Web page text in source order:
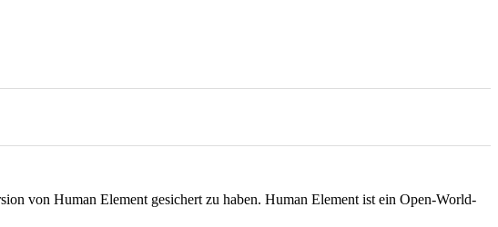
von Human Element gesichert zu haben. Human Element ist ein Open-World-